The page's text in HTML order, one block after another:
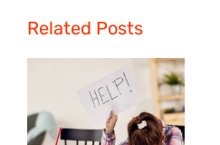
Related Posts